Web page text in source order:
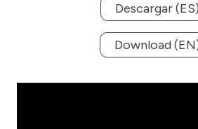
Descargar (ES)
Download